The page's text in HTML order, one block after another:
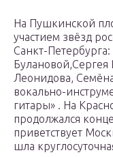
На Пушкинской
участием звёзд
Санкт-
Леонидова,
вокально-
гитары» . На
продолжался
приветствует
шла